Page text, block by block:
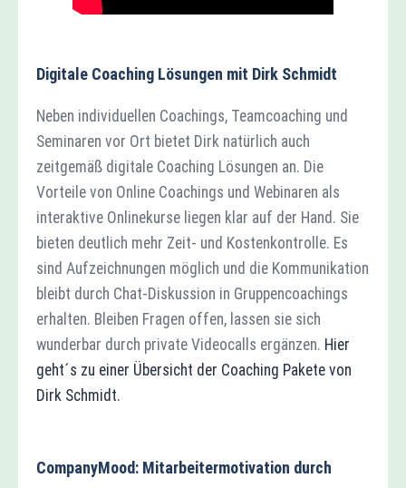
Digitale Coaching Lösungen mit Dirk Schmidt
Neben individuellen Coachings, Teamcoaching und
Seminaren vor Ort bietet Dirk natürlich auch
zeitgemäß digitale Coaching Lösungen an. Die
Vorteile von Online Coachings und Webinaren als
interaktive Onlinekurse liegen klar auf der Hand. Sie
bieten deutlich mehr Zeit- und Kostenkontrolle. Es
sind Aufzeichnungen möglich und die Kommunikation
bleibt durch Chat-Diskussion in Gruppencoachings
erhalten. Bleiben Fragen offen, lassen sie sich
wunderbar durch private Videocalls ergänzen. Hier
geht´s zu einer Übersicht der Coaching Pakete von
Dirk Schmidt.
CompanyMood: Mitarbeitermotivation durch